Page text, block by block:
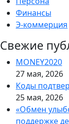
Финансы
Э-коммерция
Свежие
MONEY2020
27 мая, 2026
Коды
25 мая, 2026
«Обмен
поддержке